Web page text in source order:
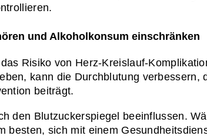
und Alkoholkonsum einschränken
Risiko von Herz-Kreislauf-
kann die Durchblutung
beiträgt.
den Blutzuckerspiegel beeinflussen.
besten, sich mit einem